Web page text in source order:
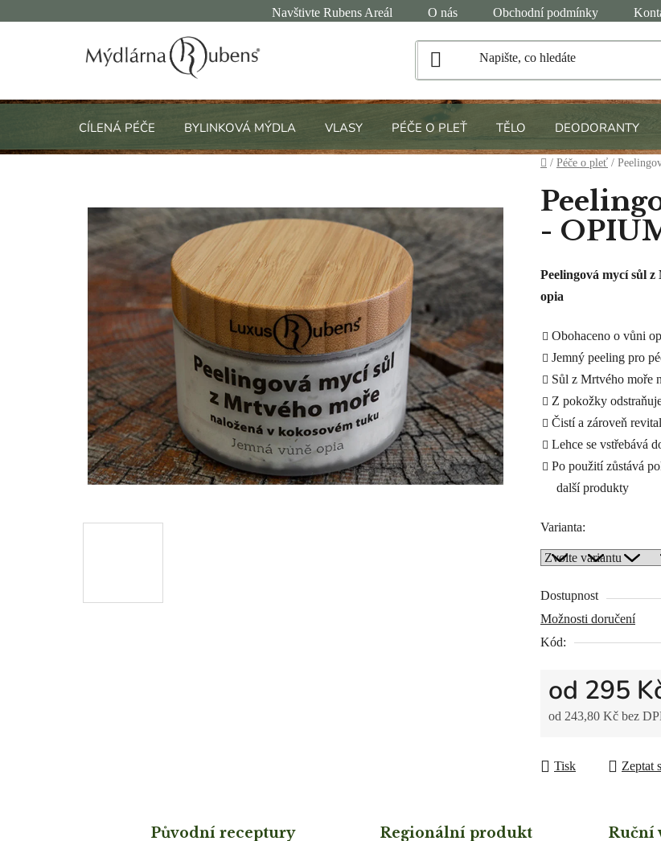
na
Navštivte Rubens Areál O nás Obchodní podmínky
CÍLENÁ PÉČE BYLINKOVÁ MÝDLA VLASY PÉČE O PLEŤ TĚLO DEODORANTY
Domů
/ Péče o pleť /
-
Peelingová mycí sůl
opia
Obohaceno o vůni
Jemný peeling pro
Sůl z Mrtvého moře
Z pokožky
Čistí a zároveň
Lehce se vstřebává
Po použití zůstává
další produkty
Varianta:
Dostupnost
Možnosti doručení
Kód:
od 295
od 243,80 Kč bez
Tisk Zeptat
Původní receptury Regionální produkt Ruční